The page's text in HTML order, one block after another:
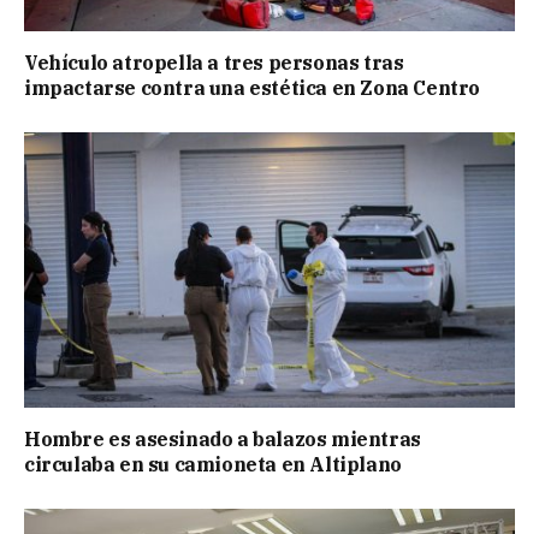
Vehículo atropella a tres personas tras
impactarse contra una estética en Zona Centro
Hombre es asesinado a balazos mientras
circulaba en su camioneta en Altiplano